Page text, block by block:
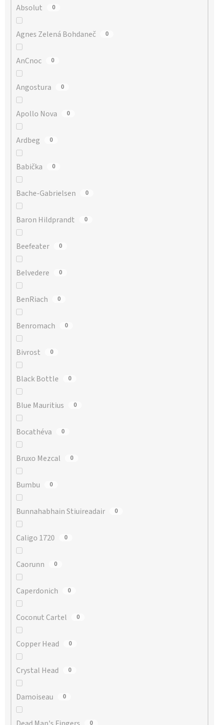
Absolut 0
Agnes Zelená Bohdaneč 0
AnCnoc 0
Angostura 0
Apollo Nova 0
Ardbeg 0
Babička 0
Bache-Gabrielsen 0
Baron Hildprandt 0
Beefeater 0
Belvedere 0
BenRiach 0
Benromach 0
Bivrost 0
Black Bottle 0
Blue Mauritius 0
Bocathéva 0
Bruxo Mezcal 0
Bumbu 0
Bunnahabhain Stiuireadair 0
Caligo 1720 0
Caorunn 0
Caperdonich 0
Coconut Cartel 0
Copper Head 0
Crystal Head 0
Damoiseau 0
0